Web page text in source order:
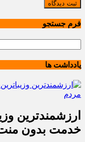
ثبت دیدگاه
فرم جستجو
یادداشت ها
ارزشمندترین
خدمت بدون